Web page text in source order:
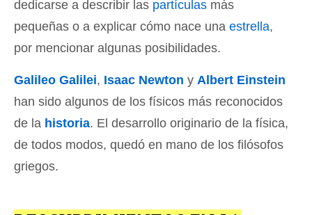
dedicarse a describir las partículas más
pequeñas o a explicar cómo nace una estrella,
por mencionar algunas posibilidades.
Galileo Galilei, Isaac Newton y Albert Einstein
han sido algunos de los físicos más reconocidos
de la historia. El desarrollo originario de la física,
de todos modos, quedó en mano de los filósofos
griegos.